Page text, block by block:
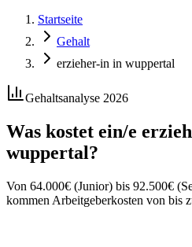
Startseite
Gehalt
erzieher-in in wuppertal
Gehaltsanalyse 2026
Was kostet ein/e
wuppertal?
Von 64.000€ (Junior) bis 92.500€
kommen Arbeitgeberkosten von bis